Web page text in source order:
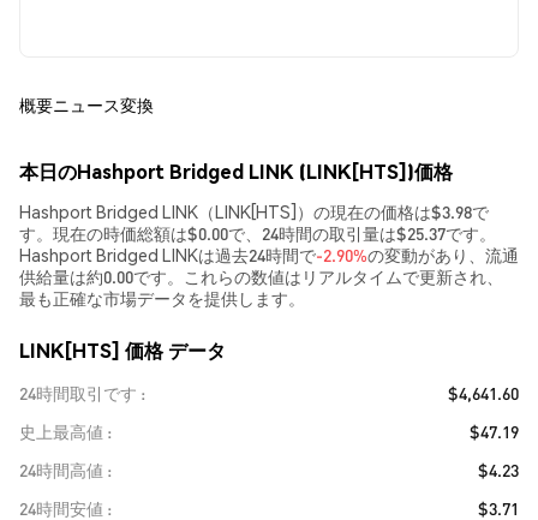
概要ニュース変換
本日のHashport Bridged LINK (LINK[HTS])価格
Hashport Bridged LINK（LINK[HTS]）の現在の価格は$3.98で
す。現在の時価総額は$0.00で、24時間の取引量は$25.37です。
Hashport Bridged LINKは過去24時間で-2.90%の変動があり、流通
供給量は約0.00です。これらの数値はリアルタイムで更新され、
最も正確な市場データを提供します。
LINK[HTS] 価格 データ
24時間取引です
$4,641.60
史上最高値
$47.19
24時間高値
$4.23
24時間安値
$3.71